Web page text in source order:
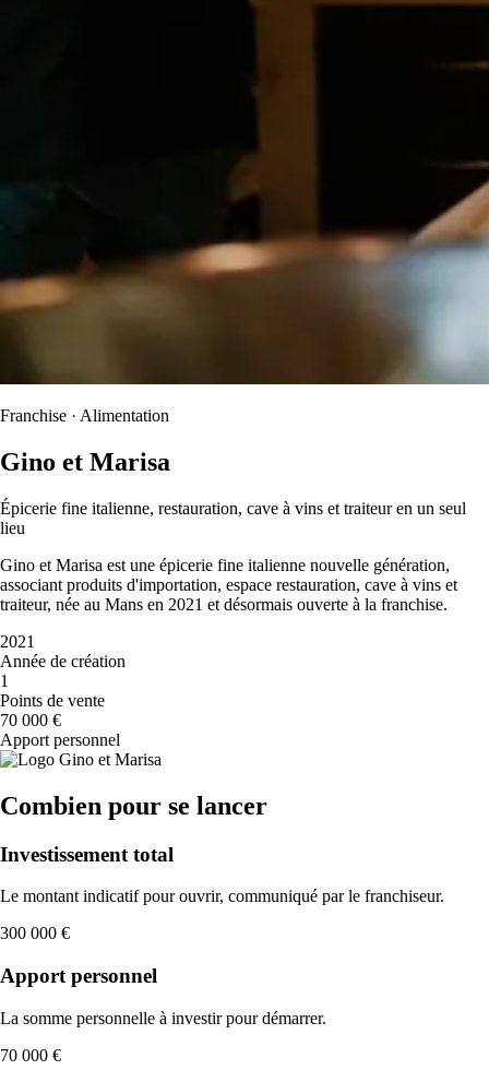
Franchise · Alimentation
Gino et Marisa
Épicerie fine italienne, restauration, cave à vins et traiteur en un seul
lieu
Gino et Marisa est une épicerie fine italienne nouvelle génération,
associant produits d'importation, espace restauration, cave à vins et
traiteur, née au Mans en 2021 et désormais ouverte à la franchise.
2021
Année de création
1
Points de vente
70 000 €
Apport personnel
Combien pour se lancer
Investissement total
Le montant indicatif pour ouvrir, communiqué par le franchiseur.
300 000 €
Apport personnel
La somme personnelle à investir pour démarrer.
70 000 €